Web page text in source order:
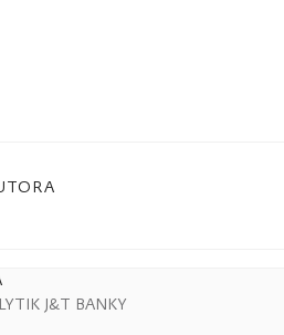
J&T BANKY